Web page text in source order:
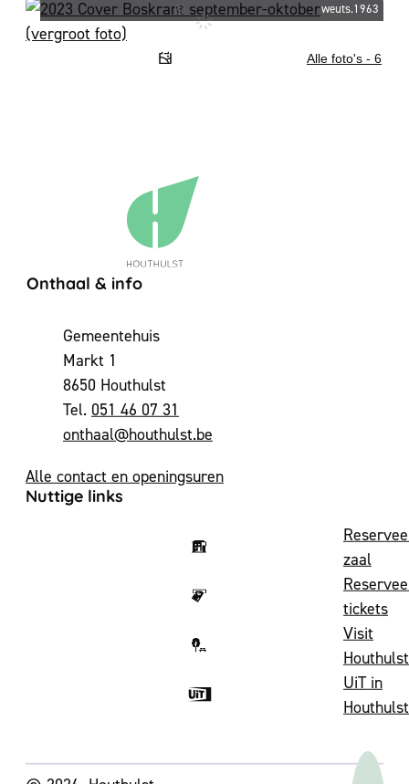
weuts.1963
Alle foto's - 6
Contact & openingsuren
Onthaal & info
AdresGemeentehuis
Markt 1
,8650 Houthulst
051 46 07 31
E-mailonthaal@houthulst.be
Alle contact en openingsuren
Nuttige links
zaal
tickets
Visit
Houthulst
UiT in
Houthulst